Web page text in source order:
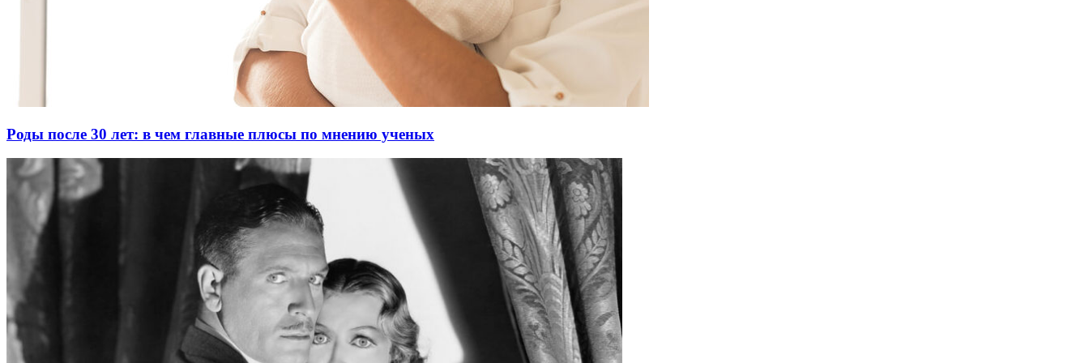
Роды после 30 лет: в чем главные плюсы по мнению ученых